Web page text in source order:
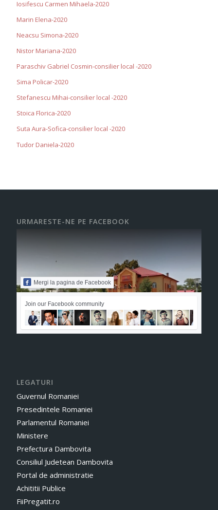
Iosifescu Carmen Mihaela-2020
Marin Elena-2020
Neacsu Simona-2020
Nistor Mariana-2020
Paraschiv Gabriel Cosmin-consilier local -2020
Sima Policar-2020
Stefanescu Mihai-consilier local -2020
Stoica Florica-2020
Suta Aura-Sofica-consilier local -2020
Tudor Daniela-2020
URMARESTE-NE PE FACEBOOK
Mergi la pagina de Facebook
Join our Facebook community
LEGATURI
Guvernul Romaniei
Presedintele Romaniei
Parlamentul Romaniei
Ministere
Prefectura Dambovita
Consiliul Judetean Dambovita
Portal de administratie
Achititii Publice
FiiPregatit.ro